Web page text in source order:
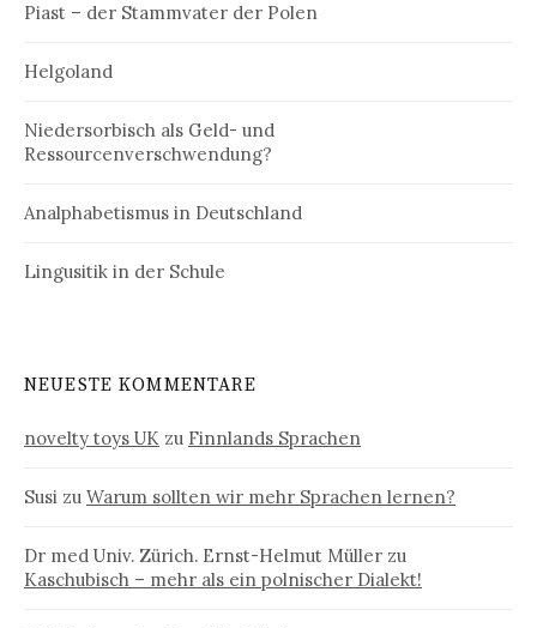
Piast – der Stammvater der Polen
Helgoland
Niedersorbisch als Geld- und
Ressourcenverschwendung?
Analphabetismus in Deutschland
Lingusitik in der Schule
NEUESTE KOMMENTARE
novelty toys UK zu Finnlands Sprachen
Susi zu Warum sollten wir mehr Sprachen lernen?
Dr med Univ. Zürich. Ernst-Helmut Müller zu
Kaschubisch – mehr als ein polnischer Dialekt!